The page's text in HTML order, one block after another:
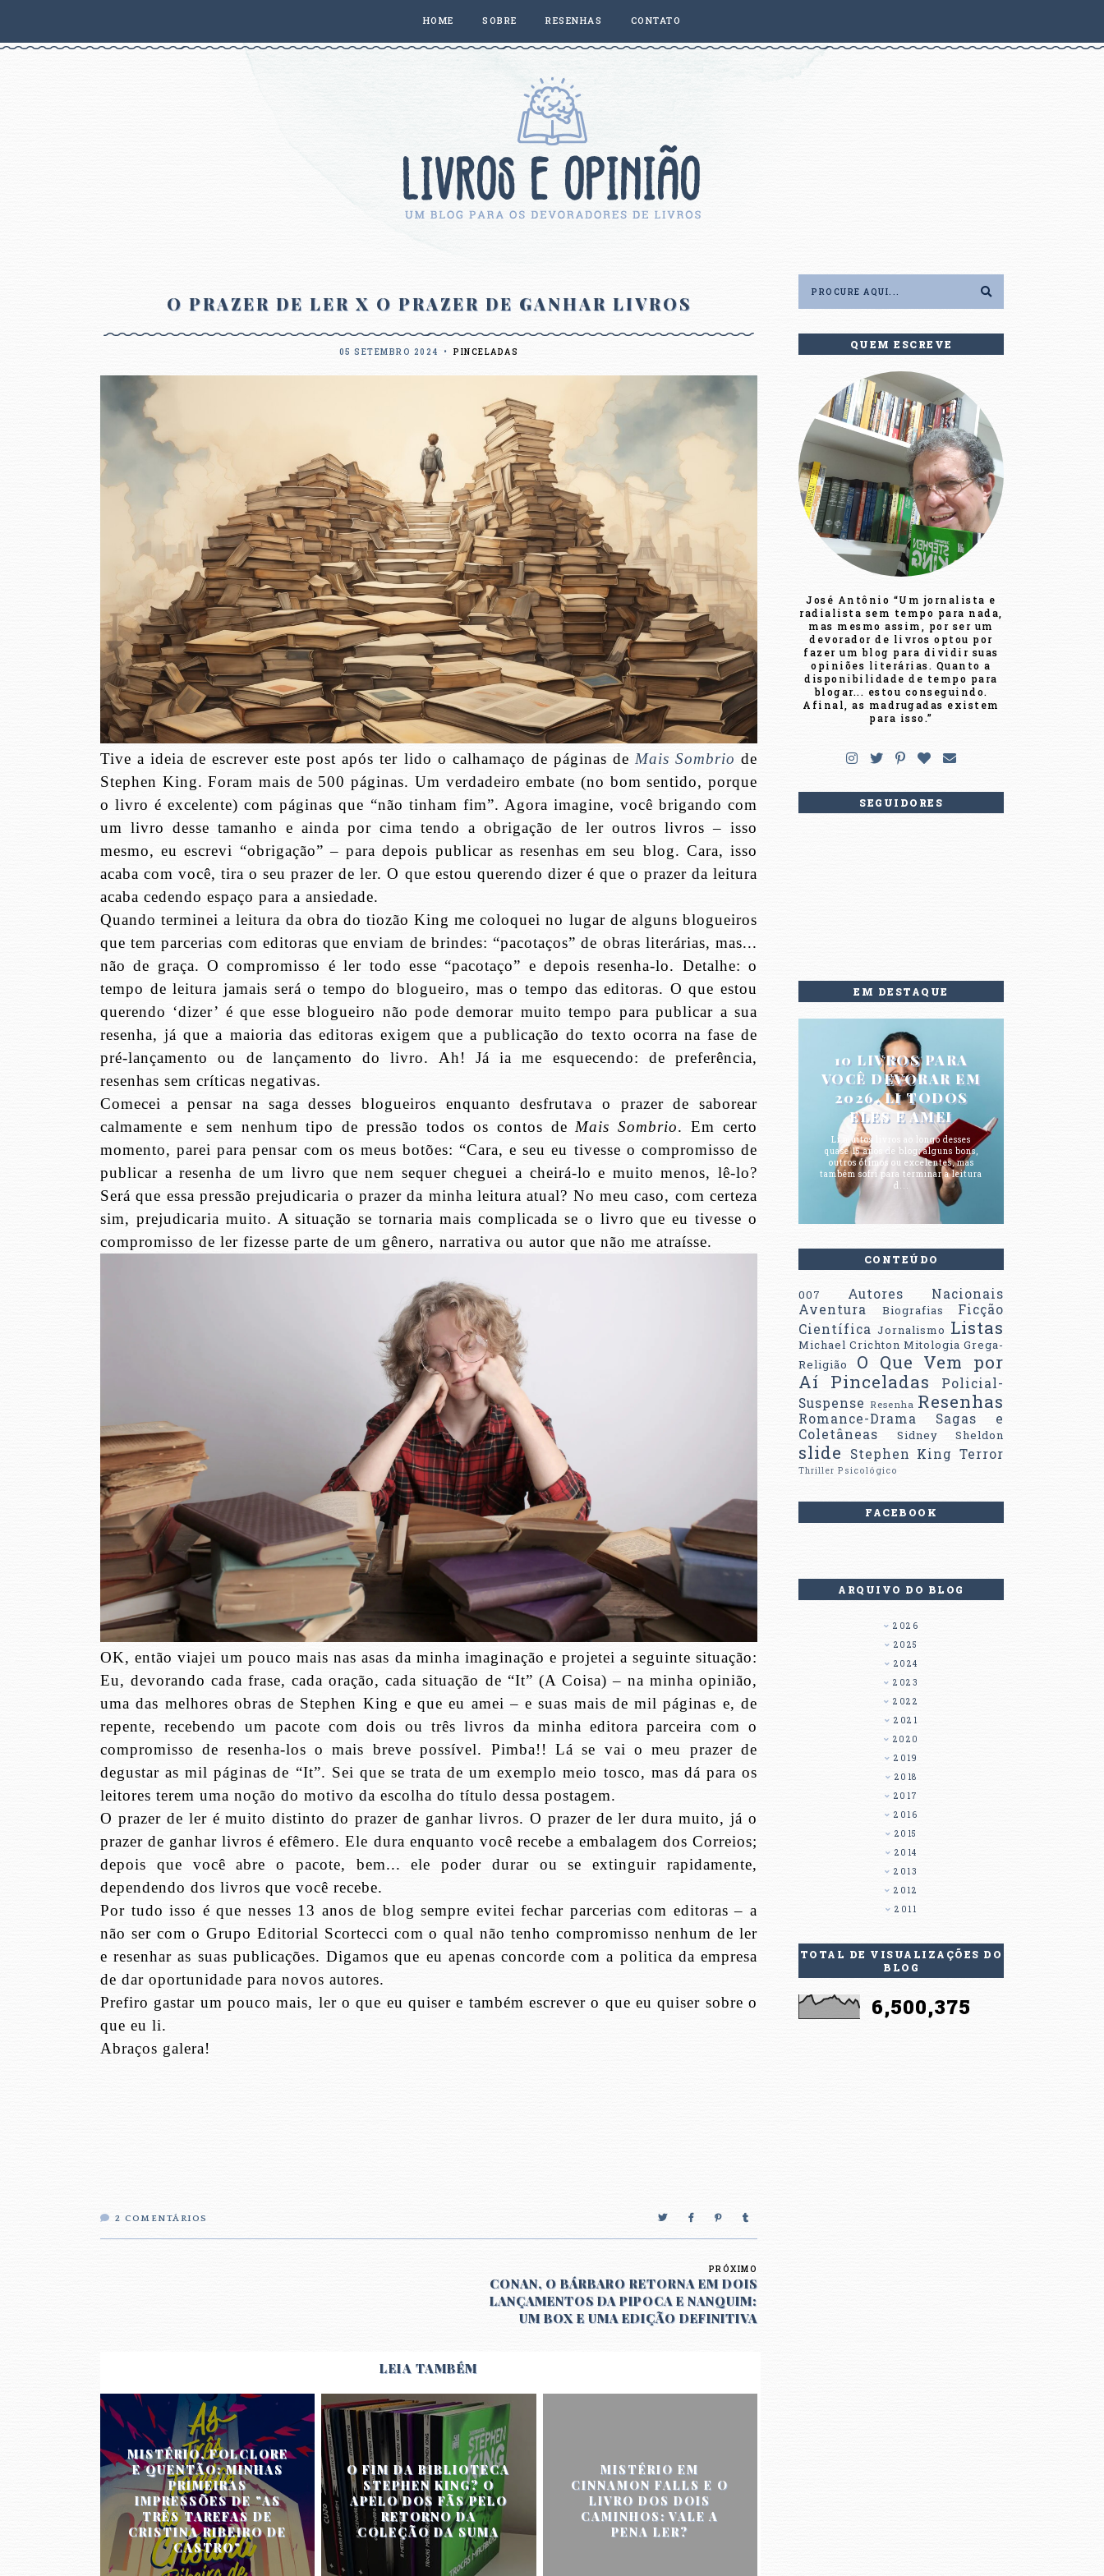
HOME SOBRE RESENHAS CONTATO
O PRAZER DE LER X O PRAZER DE GANHAR LIVROS
05 SETEMBRO 2024 • PINCELADAS
Tive a ideia de escrever este post após ter lido o calhamaço de páginas de Mais Sombrio de
Stephen King. Foram mais de 500 páginas. Um verdadeiro embate (no bom sentido, porque
o livro é excelente) com páginas que “não tinham fim”. Agora imagine, você brigando com
um livro desse tamanho e ainda por cima tendo a obrigação de ler outros livros – isso
mesmo, eu escrevi “obrigação” – para depois publicar as resenhas em seu blog. Cara, isso
acaba com você, tira o seu prazer de ler. O que estou querendo dizer é que o prazer da leitura
acaba cedendo espaço para a ansiedade.
Quando terminei a leitura da obra do tiozão King me coloquei no lugar de alguns blogueiros
que tem parcerias com editoras que enviam de brindes: “pacotaços” de obras literárias, mas...
não de graça. O compromisso é ler todo esse “pacotaço” e depois resenha-lo. Detalhe: o
tempo de leitura jamais será o tempo do blogueiro, mas o tempo das editoras. O que estou
querendo ‘dizer’ é que esse blogueiro não pode demorar muito tempo para publicar a sua
resenha, já que a maioria das editoras exigem que a publicação do texto ocorra na fase de
pré-lançamento ou de lançamento do livro. Ah! Já ia me esquecendo: de preferência,
resenhas sem críticas negativas.
Comecei a pensar na saga desses blogueiros enquanto desfrutava o prazer de saborear
calmamente e sem nenhum tipo de pressão todos os contos deMais Sombrio. Em certo
momento, parei para pensar com os meus botões: “Cara, e seu eu tivesse o compromisso de
publicar a resenha de um livro que nem sequer cheguei a cheirá-lo e muito menos, lê-lo?
Será que essa pressão prejudicaria o prazer da minha leitura atual? No meu caso, com certeza
sim, prejudicaria muito. A situação se tornaria mais complicada se o livro que eu tivesse o
compromisso de ler fizesse parte de um gênero, narrativa ou autor que não me atraísse.
OK, então viajei um pouco mais nas asas da minha imaginação e projetei a seguinte situação:
Eu, devorando cada frase, cada oração, cada situação de “It” (A Coisa) – na minha opinião,
uma das melhores obras de Stephen King e que eu amei – e suas mais de mil páginas e, de
repente, recebendo um pacote com dois ou três livros da minha editora parceira com o
compromisso de resenha-los o mais breve possível. Pimba!! Lá se vai o meu prazer de
degustar as mil páginas de “It”. Sei que se trata de um exemplo meio tosco, mas dá para os
leitores terem uma noção do motivo da escolha do título dessa postagem.
O prazer de ler é muito distinto do prazer de ganhar livros. O prazer de ler dura muito, já o
prazer de ganhar livros é efêmero. Ele dura enquanto você recebe a embalagem dos Correios;
depois que você abre o pacote, bem... ele poder durar ou se extinguir rapidamente,
dependendo dos livros que você recebe.
Por tudo isso é que nesses 13 anos de blog sempre evitei fechar parcerias com editoras – a
não ser com o Grupo Editorial Scortecci com o qual não tenho compromisso nenhum de ler
e resenhar as suas publicações. Digamos que eu apenas concorde com a politica da empresa
de dar oportunidade para novos autores.
Prefiro gastar um pouco mais, ler o que eu quiser e também escrever o que eu quiser sobre o
que eu li.
Abraços galera!
2 COMENTÁRIOS
PRÓXIMO
CONAN, O BÁRBARO RETORNA EM DOIS
LANÇAMENTOS DA PIPOCA E NANQUIM:
UM BOX E UMA EDIÇÃO DEFINITIVA
LEIA TAMBÉM
MISTÉRIO, FOLCLORE
E QUENTÃO: MINHAS
PRIMEIRAS
IMPRESSÕES DE "AS
TRÊS TAREFAS DE
CRISTINA RIBEIRO DE
CASTRO"
O FIM DA BIBLIOTECA
STEPHEN KING? O
APELO DOS FÃS PELO
RETORNO DA
COLEÇÃO DA SUMA
MISTÉRIO EM
CINNAMON FALLS E O
LIVRO DOS DOIS
CAMINHOS: VALE A
PENA LER?
QUEM ESCREVE
José Antônio “Um jornalista e
radialista sem tempo para nada,
mas mesmo assim, por ser um
devorador de livros optou por
fazer um blog para dividir suas
opiniões literárias. Quanto a
disponibilidade de tempo para
blogar... estou conseguindo.
Afinal, as madrugadas existem
para isso.”
SEGUIDORES
EM DESTAQUE
10 LIVROS PARA
VOCÊ DEVORAR EM
2026. LI TODOS
ELES E AMEI
Li muitos livros ao longo desses
quase 15 anos de blog; alguns bons,
outros ótimos ou excelentes, mas
também sofri para terminar a leitura
d...
CONTEÚDO
007
Autores Nacionais
Aventura
Biografias
Ficção
Científica Jornalismo Listas
Michael Crichton Mitologia Grega-
Religião
O Que Vem por
Aí Pinceladas
Policial-
Suspense Resenha Resenhas
Romance-Drama
Sagas e
Coletâneas
Sidney Sheldon
slide Stephen King Terror
Thriller Psicológico
FACEBOOK
ARQUIVO DO BLOG
2026
2025
2024
2023
2022
2021
2020
2019
2018
2017
2016
2015
2014
2013
2012
2011
TOTAL DE VISUALIZAÇÕES DO
BLOG
6,500,375